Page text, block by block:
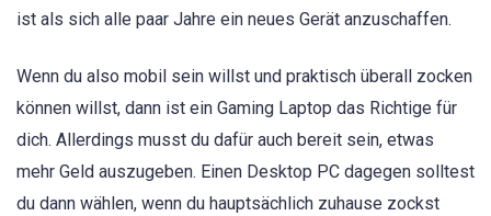
ist als sich alle paar Jahre ein neues Gerät anzuschaffen.
Wenn du also mobil sein willst und praktisch überall zocken
können willst, dann ist ein Gaming Laptop das Richtige für
dich. Allerdings musst du dafür auch bereit sein, etwas
mehr Geld auszugeben. Einen Desktop PC dagegen solltest
du dann wählen, wenn du hauptsächlich zuhause zockst